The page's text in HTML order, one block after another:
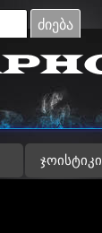
ძიება
ჯოისტიკი